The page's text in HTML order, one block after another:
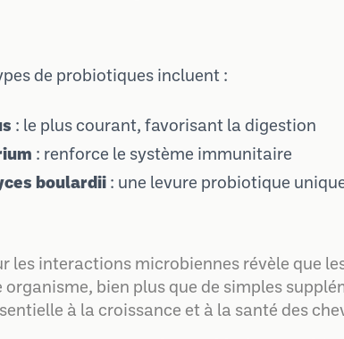
de probiotiques incluent :
: le plus courant, favorisant la digestion
: renforce le système immunitaire
boulardii : une levure probiotique
les interactions microbiennes révèle que
organisme, bien plus que de simples
à la croissance et à la santé des